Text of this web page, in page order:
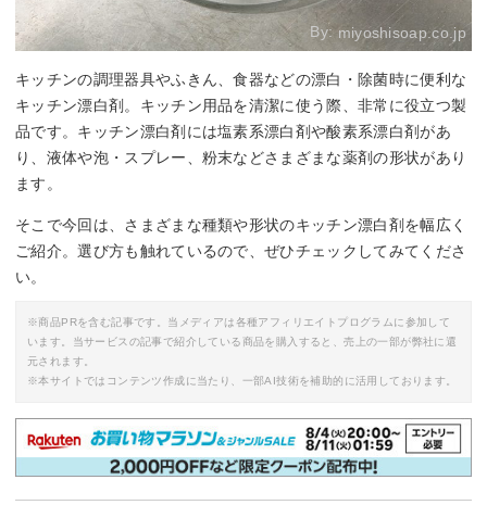
By: miyoshisoap.co.jp
キッチンの調理器具やふきん、食器などの漂白・除菌時に便利な
キッチン漂白剤。キッチン用品を清潔に使う際、非常に役立つ製
品です。キッチン漂白剤には塩素系漂白剤や酸素系漂白剤があ
り、液体や泡・スプレー、粉末などさまざまな薬剤の形状があり
ます。
そこで今回は、さまざまな種類や形状のキッチン漂白剤を幅広く
ご紹介。選び方も触れているので、ぜひチェックしてみてくださ
い。
※商品PRを含む記事です。当メディアは各種アフィリエイトプログラムに参加して
います。当サービスの記事で紹介している商品を購入すると、売上の一部が弊社に還
元されます。
※本サイトではコンテンツ作成に当たり、一部AI技術を補助的に活用しております。